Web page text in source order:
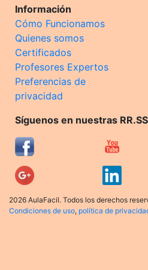
Información
Cómo Funcionamos
Quienes somos
Certificados
Profesores Expertos
Preferencias de
privacidad
Síguenos en nuestras
2026 AulaFacil. Todos los derechos
Condiciones de uso, política de